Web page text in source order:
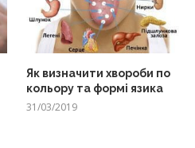
Як визначити хвороби по
кольору та формі язика
31/03/2019